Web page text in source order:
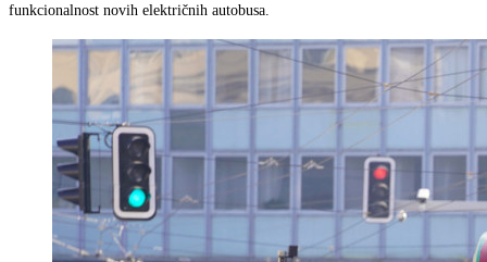
funkcionalnost novih električnih autobusa.